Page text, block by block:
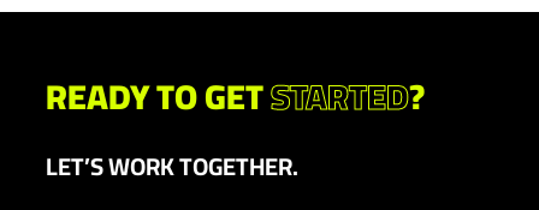
READY TO GETSTARTED?
LET’S WORK TOGETHER.